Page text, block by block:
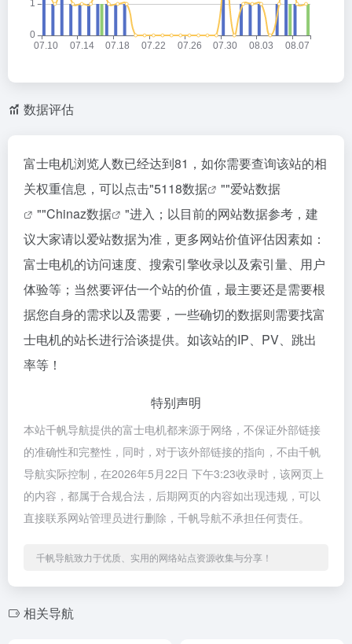
数据评估
富士电机浏览人数已经达到81，如你需要查询该站的相
关权重信息，可以点击"5118数据 ""爱站数据
""Chinaz数据
"进入；以目前的网站数据参考，建
议大家请以爱站数据为准，更多网站价值评估因素如：
富士电机的访问速度、搜索引擎收录以及索引量、用户
体验等；当然要评估一个站的价值，最主要还是需要根
据您自身的需求以及需要，一些确切的数据则需要找富
士电机的站长进行洽谈提供。如该站的IP、PV、跳出
率等！
特别声明
本站千帆导航提供的富士电机都来源于网络，不保证外部链接
的准确性和完整性，同时，对于该外部链接的指向，不由千帆
导航实际控制，在2026年5月22日 下午3:23收录时，该网页上
的内容，都属于合规合法，后期网页的内容如出现违规，可以
直接联系网站管理员进行删除，千帆导航不承担任何责任。
千帆导航致力于优质、实用的网络站点资源收集与分享！
相关导航